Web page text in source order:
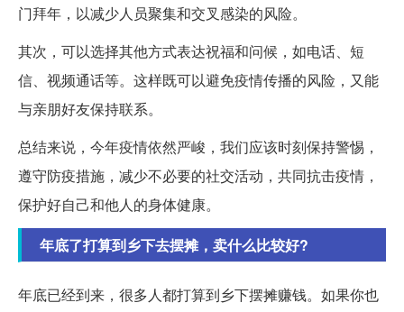
门拜年，以减少人员聚集和交叉感染的风险。
其次，可以选择其他方式表达祝福和问候，如电话、短
信、视频通话等。这样既可以避免疫情传播的风险，又能
与亲朋好友保持联系。
总结来说，今年疫情依然严峻，我们应该时刻保持警惕，
遵守防疫措施，减少不必要的社交活动，共同抗击疫情，
保护好自己和他人的身体健康。
年底了打算到乡下去摆摊，卖什么比较好?
年底已经到来，很多人都打算到乡下摆摊赚钱。如果你也